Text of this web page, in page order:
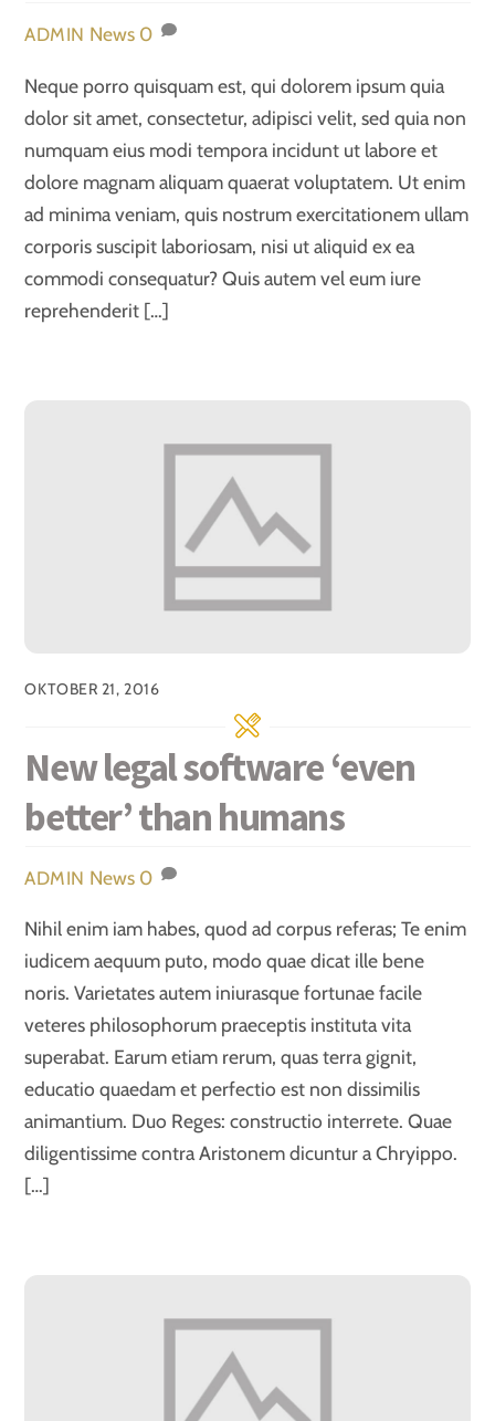
ADMIN News 0
Neque porro quisquam est, qui dolorem ipsum quia
dolor sit amet, consectetur, adipisci velit, sed quia non
numquam eius modi tempora incidunt ut labore et
dolore magnam aliquam quaerat voluptatem. Ut enim
ad minima veniam, quis nostrum exercitationem ullam
corporis suscipit laboriosam, nisi ut aliquid ex ea
commodi consequatur? Quis autem vel eum iure
reprehenderit […]
OKTOBER 21, 2016
New legal software ‘even
better’ than humans
ADMIN News 0
Nihil enim iam habes, quod ad corpus referas; Te enim
iudicem aequum puto, modo quae dicat ille bene
noris. Varietates autem iniurasque fortunae facile
veteres philosophorum praeceptis instituta vita
superabat. Earum etiam rerum, quas terra gignit,
educatio quaedam et perfectio est non dissimilis
animantium. Duo Reges: constructio interrete. Quae
diligentissime contra Aristonem dicuntur a Chryippo.
[…]